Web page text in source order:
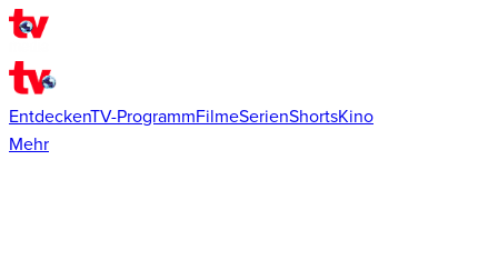
EntdeckenTV-ProgrammFilmeSerienShortsKino
Mehr